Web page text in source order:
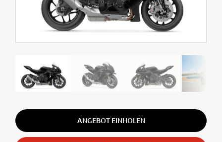
ANGEBOT EINHOLEN